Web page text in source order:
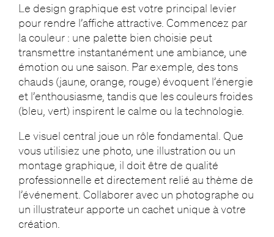
Le design graphique est votre principal levier
pour rendre l’affiche attractive. Commencez par
la couleur : une palette bien choisie peut
transmettre instantanément une ambiance, une
émotion ou une saison. Par exemple, des tons
chauds (jaune, orange, rouge) évoquent l’énergie
et l’enthousiasme, tandis que les couleurs froides
(bleu, vert) inspirent le calme ou la technologie.
Le visuel central joue un rôle fondamental. Que
vous utilisiez une photo, une illustration ou un
montage graphique, il doit être de qualité
professionnelle et directement relié au thème de
l’événement. Collaborer avec un photographe ou
un illustrateur apporte un cachet unique à votre
création.